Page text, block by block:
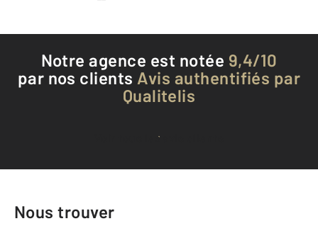
Notre agence est notée 9,4/10
par nos clients Avis authentifiés par
Qualitelis
Voir tous les avis clients
Nous trouver